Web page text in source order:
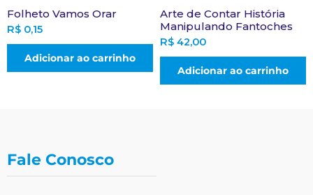
Folheto Vamos Orar
R$ 0,15
Adicionar ao carrinho
Arte de Contar História
Manipulando Fantoches
R$ 42,00
Adicionar ao carrinho
Fale Conosco